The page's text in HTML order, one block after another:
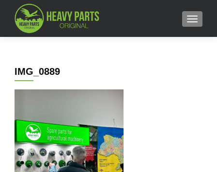
MENU
IMG_0889